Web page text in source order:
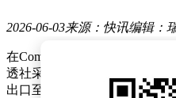
2026-06-03来源：快讯编辑：
在Computex 2026展会期间，
透社采访时表示，美国若试
出口至中国，将面临巨大挑